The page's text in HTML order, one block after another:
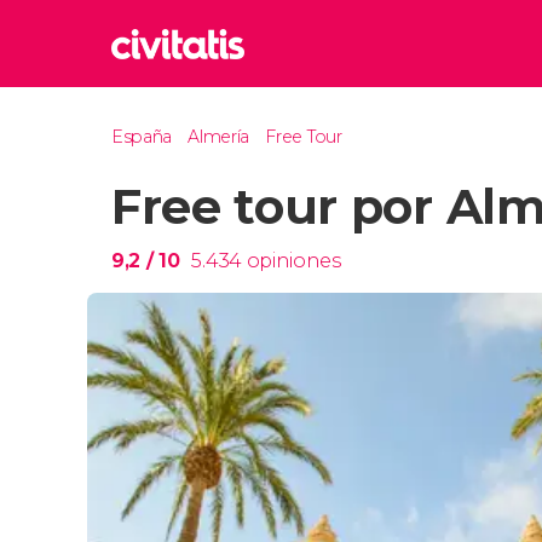
Reino
España Almería Free Tour
Free tour por
9,2 / 10 5.434 opiniones